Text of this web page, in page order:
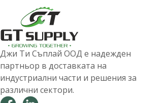
Джи Ти Съплай ООД е надежден
партньор в доставката на
индустриални части и решения за
различни сектори.